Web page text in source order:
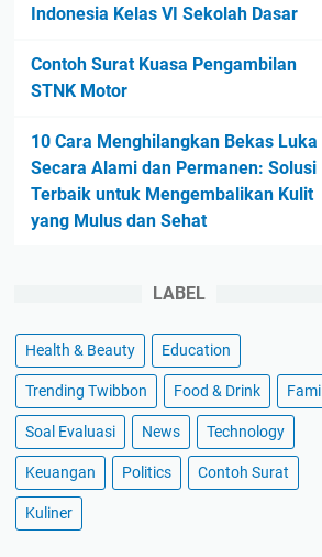
Indonesia Kelas VI Sekolah Dasar
Contoh Surat Kuasa Pengambilan
STNK Motor
10 Cara Menghilangkan Bekas Luka
Secara Alami dan Permanen: Solusi
Terbaik untuk Mengembalikan Kulit
yang Mulus dan Sehat
LABEL
Health & Beauty Education
Trending Twibbon Food & Drink
Soal Evaluasi News Technology
Keuangan Politics Contoh Surat
Kuliner